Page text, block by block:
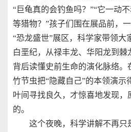
“巨龟真的会钓鱼吗？”“它一动
等猎物？”孩子们围在展品前，
“恐龙盛世”展区，科学家带领大
白垩纪，从禄丰龙、华阳龙到棘
背后读懂史前生命的演化脉络。
竹节虫把“隐藏自己”的本领演示
叶间寻找良久，才惊喜地发现，
的。
这个夜晚，科学讲解不再只